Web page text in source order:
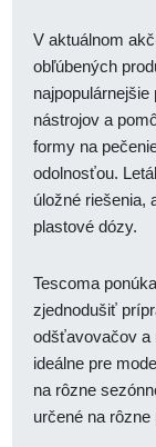
V aktuálnom
obľúbených
nástrojov a
formy na
odolnosťou.
úložné riešenia,
plastové dózy.
Tescoma
zjednodušiť
odšťavovačov a
ideálne pre
na rôzne
určené na rôzne